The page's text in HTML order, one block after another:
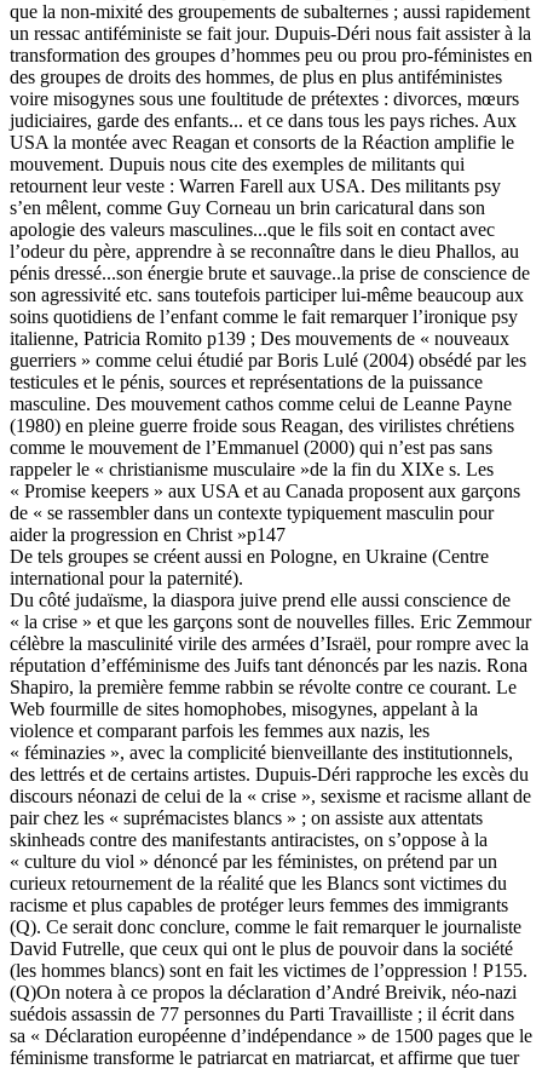
que la non-mixité des groupements de subalternes ; aussi rapidement
un ressac antiféministe se fait jour. Dupuis-Déri nous fait assister à la
transformation des groupes d’hommes peu ou prou pro-féministes en
des groupes de droits des hommes, de plus en plus antiféministes
voire misogynes sous une foultitude de prétextes : divorces, mœurs
judiciaires, garde des enfants... et ce dans tous les pays riches. Aux
USA la montée avec Reagan et consorts de la Réaction amplifie le
mouvement. Dupuis nous cite des exemples de militants qui
retournent leur veste : Warren Farell aux USA. Des militants psy
s’en mêlent, comme Guy Corneau un brin caricatural dans son
apologie des valeurs masculines...que le fils soit en contact avec
l’odeur du père, apprendre à se reconnaître dans le dieu Phallos, au
pénis dressé...son énergie brute et sauvage..la prise de conscience de
son agressivité etc. sans toutefois participer lui-même beaucoup aux
soins quotidiens de l’enfant comme le fait remarquer l’ironique psy
italienne, Patricia Romito p139 ; Des mouvements de « nouveaux
guerriers » comme celui étudié par Boris Lulé (2004) obsédé par les
testicules et le pénis, sources et représentations de la puissance
masculine. Des mouvement cathos comme celui de Leanne Payne
(1980) en pleine guerre froide sous Reagan, des virilistes chrétiens
comme le mouvement de l’Emmanuel (2000) qui n’est pas sans
rappeler le « christianisme musculaire »de la fin du XIXe s. Les
« Promise keepers » aux USA et au Canada proposent aux garçons
de « se rassembler dans un contexte typiquement masculin pour
aider la progression en Christ »p147
De tels groupes se créent aussi en Pologne, en Ukraine (Centre
international pour la paternité).
Du côté judaïsme, la diaspora juive prend elle aussi conscience de
« la crise » et que les garçons sont de nouvelles filles. Eric Zemmour
célèbre la masculinité virile des armées d’Israël, pour rompre avec la
réputation d’efféminisme des Juifs tant dénoncés par les nazis. Rona
Shapiro, la première femme rabbin se révolte contre ce courant. Le
Web fourmille de sites homophobes, misogynes, appelant à la
violence et comparant parfois les femmes aux nazis, les
« féminazies », avec la complicité bienveillante des institutionnels,
des lettrés et de certains artistes. Dupuis-Déri rapproche les excès du
discours néonazi de celui de la « crise », sexisme et racisme allant de
pair chez les « suprémacistes blancs » ; on assiste aux attentats
skinheads contre des manifestants antiracistes, on s’oppose à la
« culture du viol » dénoncé par les féministes, on prétend par un
curieux retournement de la réalité que les Blancs sont victimes du
racisme et plus capables de protéger leurs femmes des immigrants
(Q). Ce serait donc conclure, comme le fait remarquer le journaliste
David Futrelle, que ceux qui ont le plus de pouvoir dans la société
(les hommes blancs) sont en fait les victimes de l’oppression ! P155.
(Q)On notera à ce propos la déclaration d’André Breivik, néo-nazi
suédois assassin de 77 personnes du Parti Travailliste ; il écrit dans
sa « Déclaration européenne d’indépendance » de 1500 pages que le
féminisme transforme le patriarcat en matriarcat, et affirme que tuer